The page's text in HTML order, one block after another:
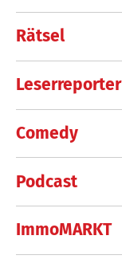
Rätsel
Leserreporter
Comedy
Podcast
ImmoMARKT